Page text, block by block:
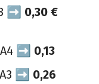
➡ 0,30 €
A4 ➡ 0,13
➡ 0,26